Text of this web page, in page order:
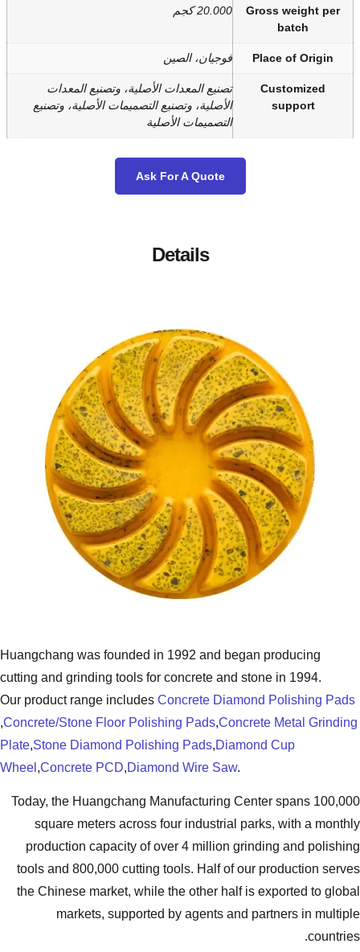
كجم
الصين
المعدات الأصلية، وتصنيع المعدات
وتصنيع التصميمات الأصلية، وتصنيع
Huangchang was founded in 1992
cutting and grinding tools for concrete
Our product range includesConcrete
,Concrete/Stone Floor Polishing Pads,
Plate,Stone Diamond Polishing Pads
Wheel, Concrete PCD
Today, the Huangchang
square meters across four
production capacity of over 4
tools and 800,000 cutting tools.
the Chinese market, while the
markets, supported by